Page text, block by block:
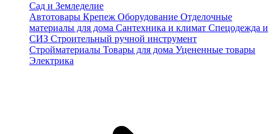
Сад и Земледелие
Автотовары Крепеж Оборудование Отделочные
материалы для дома Сантехника и климат Спецодежда и
СИЗ Строительный ручной инструмент
Стройматериалы Товары для дома Уцененные товары
Электрика